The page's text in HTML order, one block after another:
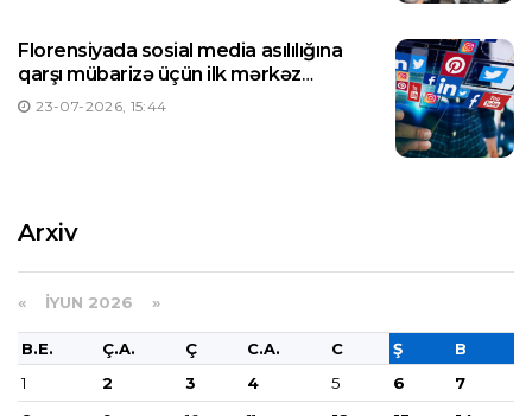
Florensiyada sosial media asılılığına
qarşı mübarizə üçün ilk mərkəz
yaradılıb
23-07-2026, 15:44
Arxiv
« İYUN 2026 »
B.E. Ç.A. Ç C.A. C Ş
B
1
2 3 4 5 6
7